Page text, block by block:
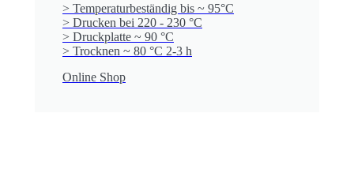
> Temperaturbeständig bis ~ 95°C
> Drucken bei 220 - 230 °C
> Druckplatte ~ 90 °C
> Trocknen ~ 80 °C 2-3 h
Online Shop